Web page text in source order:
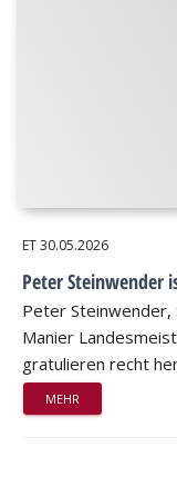
ET30.05.2026
Peter Steinwender
Peter Steinwender,
Manier
gratulieren recht
MEHR